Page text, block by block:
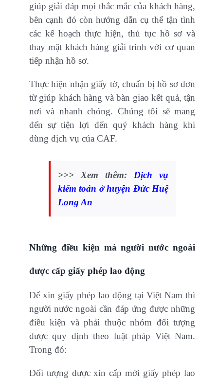
giúp giải đáp mọi thắc mắc của khách hàng,
bên cạnh đó còn hướng dẫn cụ thể tận tình
các kế hoạch thực hiện, thủ tục hồ sơ và
thay mặt khách hàng giải trình với cơ quan
tiếp nhận hồ sơ.
Thực hiện nhận giấy tờ, chuẩn bị hồ sơ đơn
từ giúp khách hàng và bàn giao kết quả, tận
nơi và nhanh chóng. Chúng tôi sẽ mang
đến sự tiện lợi đến quý khách hàng khi
dùng dịch vụ của CAF.
>>> Xem thêm: Dịch vụ
kiểm toán ở huyện Đức Huệ
Long An
Những điều kiện mà người nước ngoài
được cấp giấy phép lao động
Để xin giấy phép lao động tại Việt Nam thì
người nước ngoài cần đáp ứng được những
điều kiện và phải thuộc nhóm đối tượng
được quy định theo luật pháp Việt Nam.
Trong đó:
Đối tượng được xin cấp mới giấy phép lao